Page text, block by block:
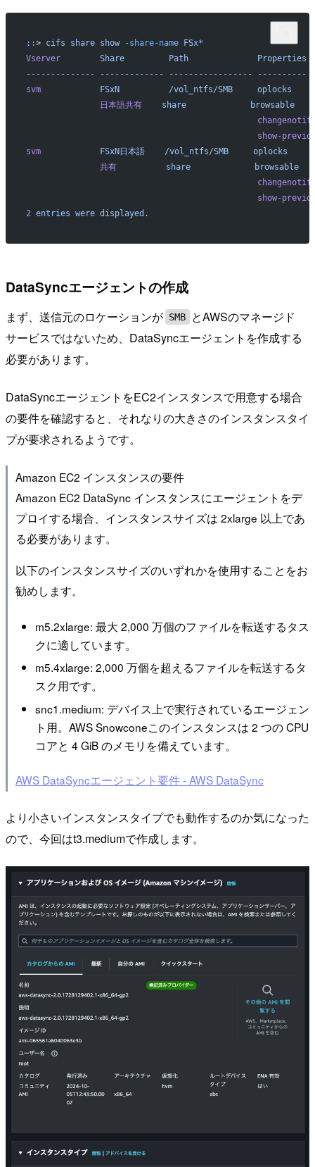
::> cifs share show -share-name FSx*
Vserver
        Share
         Path
              Properties
-------------- ------------- ----------------- ----------
svm
            FSxN
          /vol_ntfs/SMB
     oplocks
               日本語共有
    share
             browsable
show-
svm
            FSxN日本語
    /vol_ntfs/SMB
     oplocks
               共有
          share
             browsable
show-
2 entries were displayed.
DataSyncエージェントの作成
まず、送信元のロケーションが SMB
とAWSのマネージド
サービスではないため、DataSyncエージェントを作成する
必要があります。
DataSyncエージェントをEC2インスタンスで用意する場合
の要件を確認すると、それなりの大きさのインスタンスタイ
プが要求されるようです。
Amazon EC2 インスタンスの要件
Amazon EC2 DataSync インスタンスにエージェントをデ
プロイする場合、インスタンスサイズは 2xlarge 以上であ
る必要があります。
以下のインスタンスサイズのいずれかを使用することをお
勧めします。
m5.2xlarge: 最大 2,000 万個のファイルを転送するタス
クに適しています。
m5.4xlarge: 2,000 万個を超えるファイルを転送するタ
スク用です。
snc1.medium: デバイス上で実行されているエージェン
ト用。AWS Snowconeこのインスタンスは 2 つの CPU
コアと 4 GiB のメモリを備えています。
AWS DataSyncエージェント要件 - AWS DataSync
より小さいインスタンスタイプでも動作するのか気になった
ので、今回はt3.mediumで作成します。